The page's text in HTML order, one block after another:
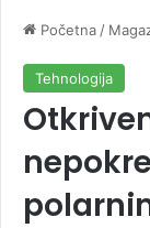
Početna /
Tehnologija